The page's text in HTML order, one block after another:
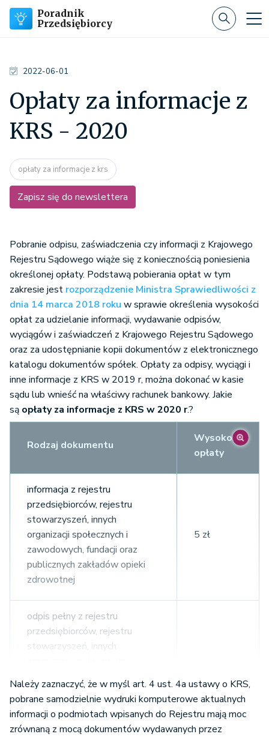
Poradnik
Przedsiębiorcy
2022-06-01
Opłaty za informacje z
KRS - 2020
opłaty za informacje z krs
Zapisz się do newslettera
Pobranie odpisu, zaświadczenia czy informacji z Krajowego
Rejestru Sądowego wiąże się z koniecznością poniesienia
określonej opłaty. Podstawą pobierania opłat w tym
zakresie jest rozporządzenie Ministra Sprawiedliwości z
dnia 14 marca 2018 roku w sprawie określenia wysokości
opłat za udzielanie informacji, wydawanie odpisów,
wyciągów i zaświadczeń z Krajowego Rejestru Sądowego
oraz za udostępnianie kopii dokumentów z elektronicznego
katalogu dokumentów spółek. Opłaty za odpisy, wyciągi i
inne informacje z KRS w 2019 r, można dokonać w kasie
sądu lub wnieść na właściwy rachunek bankowy. Jakie
są opłaty za informacje z KRS w 2020 r.?
Rodzaj dokumentu
Wysokość
opłaty
informacja z rejestru
przedsiębiorców, rejestru
stowarzyszeń, innych
organizacji społecznych i
zawodowych, fundacji oraz
publicznych zakładów opieki
zdrowotnej
5 zł
odpis pełny z rejestru
przedsiębiorców, rejestru
stowarzyszeń, innych
publicznych zakładów opieki
zdrowotnej oraz rejestru
dłużników niewypłacalnych
Należy zaznaczyć, że w myśl art. 4 ust. 4a ustawy o KRS,
pobrane samodzielnie wydruki komputerowe aktualnych
informacji o podmiotach wpisanych do Rejestru mają moc
zrównaną z mocą dokumentów wydawanych przez